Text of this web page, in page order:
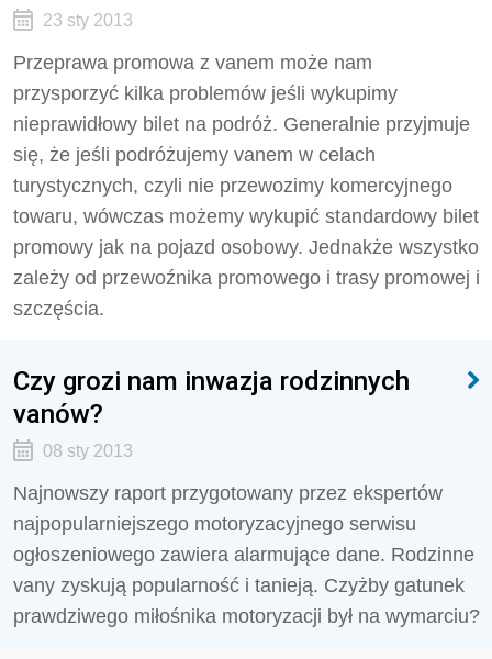
23 sty 2013
Przeprawa promowa z vanem może nam
przysporzyć kilka problemów jeśli wykupimy
nieprawidłowy bilet na podróż. Generalnie przyjmuje
się, że jeśli podróżujemy vanem w celach
turystycznych, czyli nie przewozimy komercyjnego
towaru, wówczas możemy wykupić standardowy bilet
promowy jak na pojazd osobowy. Jednakże wszystko
zależy od przewoźnika promowego i trasy promowej i
szczęścia.
Czy grozi nam inwazja rodzinnych
vanów?
08 sty 2013
Najnowszy raport przygotowany przez ekspertów
najpopularniejszego motoryzacyjnego serwisu
ogłoszeniowego zawiera alarmujące dane. Rodzinne
vany zyskują popularność i tanieją. Czyżby gatunek
prawdziwego miłośnika motoryzacji był na wymarciu?